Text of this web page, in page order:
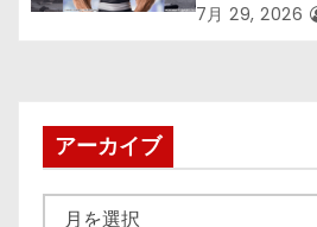
が登場ッッ!!
7月 29, 2026
アーカイブ